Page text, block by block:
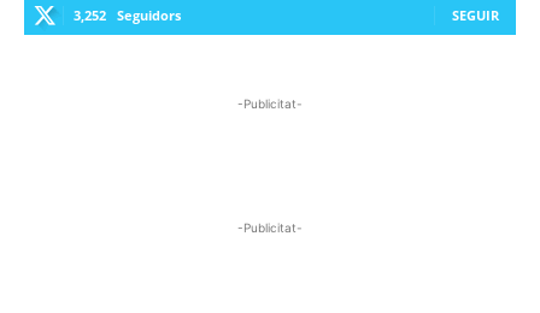
3,252 Seguidors SEGUIR
-Publicitat-
-Publicitat-